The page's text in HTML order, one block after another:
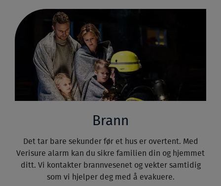
Brann
Det tar bare sekunder før et hus er overtent. Med
Verisure alarm kan du sikre familien din og hjemmet
ditt. Vi kontakter brannvesenet og vekter samtidig
som vi hjelper deg med å evakuere.